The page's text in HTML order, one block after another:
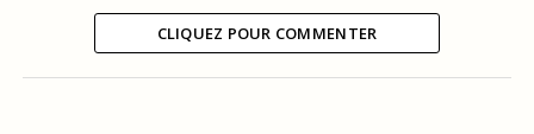
CLIQUEZ POUR COMMENTER